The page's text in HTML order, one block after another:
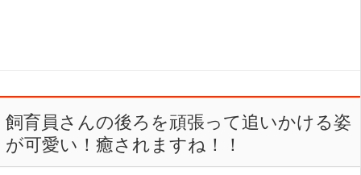
飼育員さんの後ろを頑張って追いかける姿
が可愛い！癒されますね！！